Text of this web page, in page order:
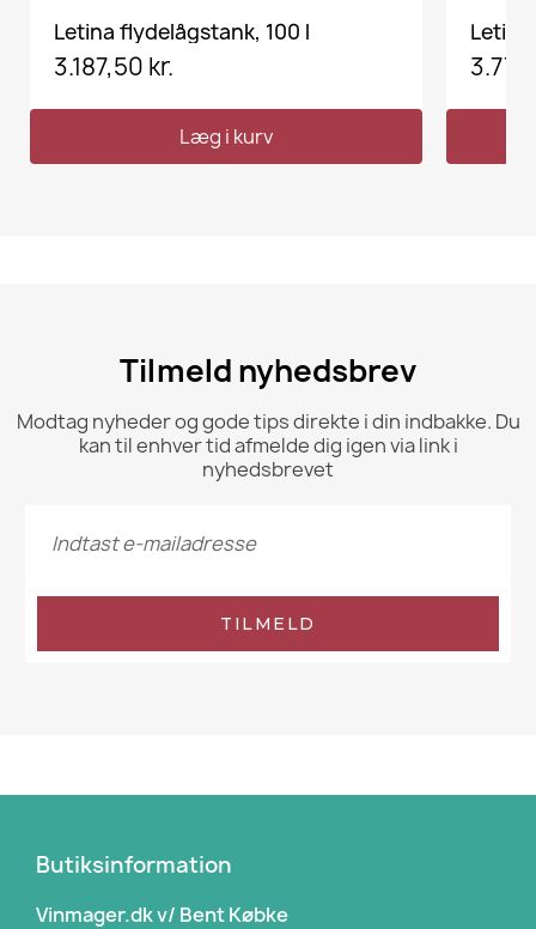
VIS HER
Letina flydelågstank, 100 l
3.187,50 kr.
Læg i kurv
Tilmeld nyhedsbrev
Modtag nyheder og gode tips direkte i din indbakke. Du
kan til enhver tid afmelde dig igen via link i
nyhedsbrevet
TILMELD
Butiksinformation
Vinmager.dk v/ Bent Købke